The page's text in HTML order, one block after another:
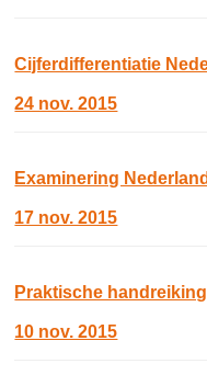
Cijferdifferentiatie
24 nov. 2015
Examinering
17 nov. 2015
Praktische
10 nov. 2015